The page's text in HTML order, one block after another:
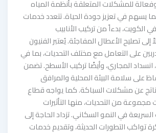
للمشكلات المتعلقة بأنظمة المياه
يسهم في تعزيز جودة الحياة. تتعدد خدمات
الكويت، بدءاً من تركيب الأنابيب
تصليح الأعطال المفاجئة. يُعتبر الفنيون
على التعامل مع مختلف التحديات، بما في
انسداد المجاري، وأيضًا تركيب الأسطح. تضمن
على سلامة البيئة المحلية والمرافق
عن مشكلات السباكة. كما يواجه قطاع
من التحديات، منها التأثيرات
السريعة في النمو السكاني. تزداد الحاجة إلى
تواكب التطورات الحديثة، وتقديم خدمات